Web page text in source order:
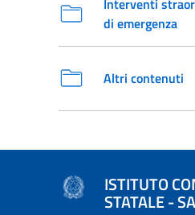
Interventi
di emergenza
Altri contenuti
ISTITUTO
STATALE -